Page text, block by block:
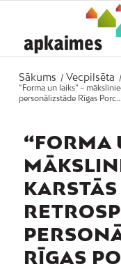
Sākums / Vecpilsēta
/
“Forma un laiks” –
personālizstāde Rīgas Porc...
“FORMA
KARSTĀS
RĪGAS